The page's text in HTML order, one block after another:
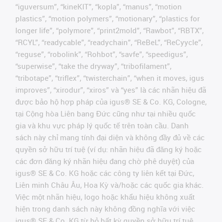
“iguversum”, “kineKIT”, “kopla”, “manus”, “motion
plastics”, “motion polymers”, “motionary”, “plastics for
longer life”, “polymore”, “print2mold”, “Rawbot”, “RBTX”,
“RCYL”, “readycable”, “readychain”, “ReBeL”, “ReCyycle”,
“reguse”, “robolink”, “Rohbot”, “savfe”, “speedigus”,
“superwise”, “take the dryway”, “tribofilament”,
“tribotape”, “triflex”, “twisterchain”, “when it moves, igus
improves”, “xirodur”, “xiros” và “yes” là các nhãn hiệu đã
được bảo hộ hợp pháp của igus® SE & Co. KG, Cologne,
tại Cộng hòa Liên bang Đức cũng như tại nhiều quốc
gia và khu vực pháp lý quốc tế trên toàn cầu. Danh
sách này chỉ mang tính đại diện và không đầy đủ về các
quyền sở hữu trí tuệ (ví dụ: nhãn hiệu đã đăng ký hoặc
các đơn đăng ký nhãn hiệu đang chờ phê duyệt) của
igus® SE & Co. KG hoặc các công ty liên kết tại Đức,
Liên minh Châu Âu, Hoa Kỳ và/hoặc các quốc gia khác.
Việc một nhãn hiệu, logo hoặc khẩu hiệu không xuất
hiện trong danh sách này không đồng nghĩa với việc